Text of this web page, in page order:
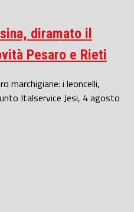
diramato il
Pesaro e Rieti
marchigiane: i leoncelli,
Italservice Jesi, 4 agosto